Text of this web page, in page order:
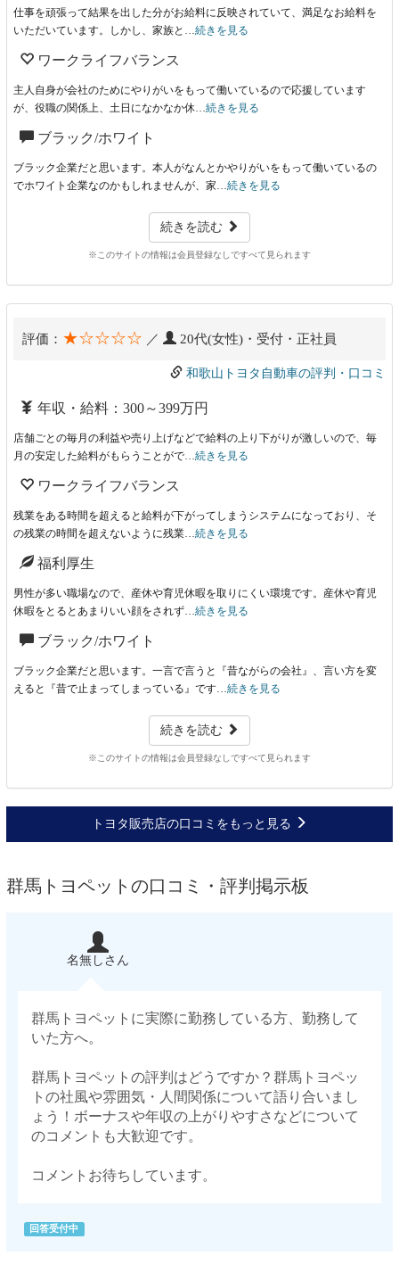
仕事を頑張って結果を出した分がお給料に反映されていて、満足なお給料を
いただいています。しかし、家族と…続きを見る
ワークライフバランス
主人自身が会社のためにやりがいをもって働いているので応援しています
が、役職の関係上、土日になかなか休…続きを見る
ブラック/ホワイト
ブラック企業だと思います。本人がなんとかやりがいをもって働いているの
でホワイト企業なのかもしれませんが、家…続きを見る
続きを読む
※このサイトの情報は会員登録なしですべて見られます
評価： ★☆☆☆☆ ／ 20代(女性)・受付・正社員
和歌山トヨタ自動車の評判・口コミ
年収・給料：300～399万円
店舗ごとの毎月の利益や売り上げなどで給料の上り下がりが激しいので、毎
月の安定した給料がもらうことがで…続きを見る
ワークライフバランス
残業をある時間を超えると給料が下がってしまうシステムになっており、そ
の残業の時間を超えないように残業…続きを見る
福利厚生
男性が多い職場なので、産休や育児休暇を取りにくい環境です。産休や育児
休暇をとるとあまりいい顔をされず…続きを見る
ブラック/ホワイト
ブラック企業だと思います。一言で言うと『昔ながらの会社』、言い方を変
えると『昔で止まってしまっている』です…続きを見る
続きを読む
※このサイトの情報は会員登録なしですべて見られます
トヨタ販売店の口コミをもっと見る
群馬トヨペットの口コミ・評判掲示板
名無しさん
群馬トヨペットに実際に勤務している方、勤務して
いた方へ。
群馬トヨペットの評判はどうですか？群馬トヨペッ
トの社風や雰囲気・人間関係について語り合いまし
ょう！ボーナスや年収の上がりやすさなどについて
のコメントも大歓迎です。
コメントお待ちしています。
回答受付中